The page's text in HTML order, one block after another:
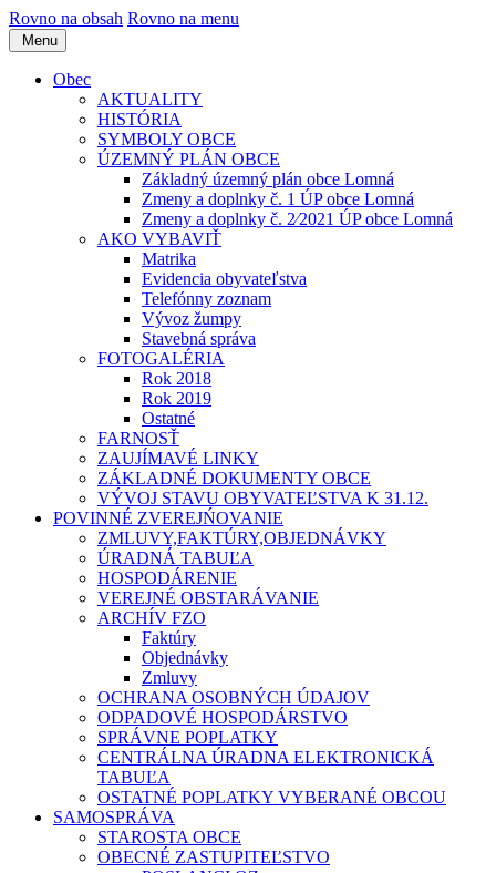
Rovno na obsah Rovno na menu
Menu
Obec
AKTUALITY
HISTÓRIA
SYMBOLY OBCE
ÚZEMNÝ PLÁN OBCE
Základný územný plán obce Lomná
Zmeny a doplnky č. 1 ÚP obce Lomná
Zmeny a doplnky č. 2⁄2021 ÚP obce Lomná
AKO VYBAVIŤ
Matrika
Evidencia obyvateľstva
Telefónny zoznam
Vývoz žumpy
Stavebná správa
FOTOGALÉRIA
Rok 2018
Rok 2019
Ostatné
FARNOSŤ
ZAUJÍMAVÉ LINKY
ZÁKLADNÉ DOKUMENTY OBCE
VÝVOJ STAVU OBYVATEĽSTVA K 31.12.
POVINNÉ ZVEREJŃOVANIE
ZMLUVY,FAKTÚRY,OBJEDNÁVKY
ÚRADNÁ TABUĽA
HOSPODÁRENIE
VEREJNÉ OBSTARÁVANIE
ARCHÍV FZO
Faktúry
Objednávky
Zmluvy
OCHRANA OSOBNÝCH ÚDAJOV
ODPADOVÉ HOSPODÁRSTVO
SPRÁVNE POPLATKY
CENTRÁLNA ÚRADNA ELEKTRONICKÁ
TABUĽA
OSTATNÉ POPLATKY VYBERANÉ OBCOU
SAMOSPRÁVA
STAROSTA OBCE
OBECNÉ ZASTUPITEĽSTVO